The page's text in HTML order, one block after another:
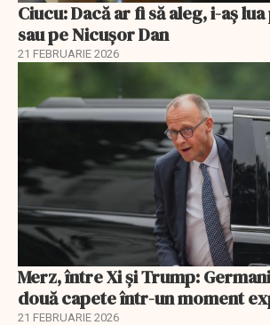
Ciucu: Dacă ar fi să aleg, i-aș
sau pe Nicușor Dan
21 FEBRUARIE 2026
Merz, între Xi și Trump:
două capete într-un moment
21 FEBRUARIE 2026